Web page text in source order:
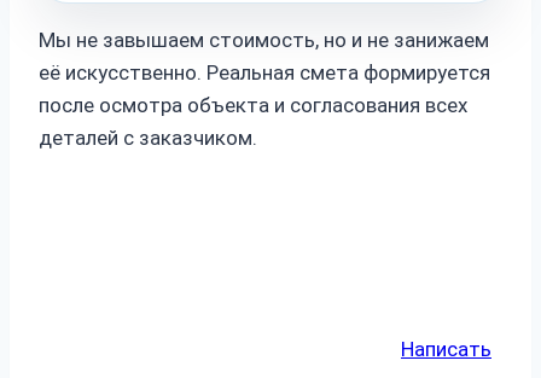
Мы не завышаем стоимость, но и не занижаем
её искусственно. Реальная смета формируется
после осмотра объекта и согласования всех
деталей с заказчиком.
Написать